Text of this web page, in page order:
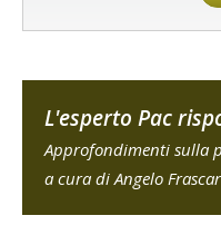
L'esperto Pac
Approfondimenti sulla
a cura di Angelo